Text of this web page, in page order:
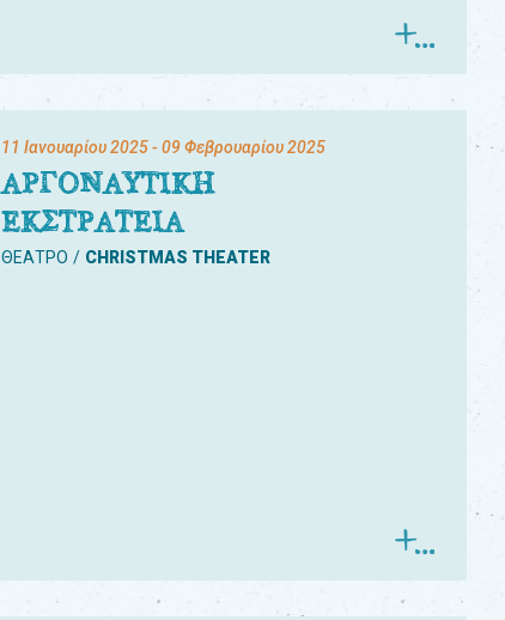
11 Ιανουαρίου 2025- 09 Φεβρουαρίου 2025
ΑΡΓΟΝΑΥΤΙΚΗ
ΕΚΣΤΡΑΤΕΙΑ
ΘΕΑΤΡΟ CHRISTMAS THEATER